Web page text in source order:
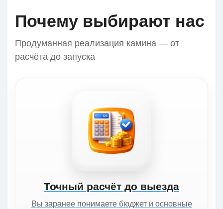
Почему выбирают нас
Продуманная реализация камина — от
расчёта до запуска
Точный расчёт до выезда
Вы заранее понимаете бюджет и основные